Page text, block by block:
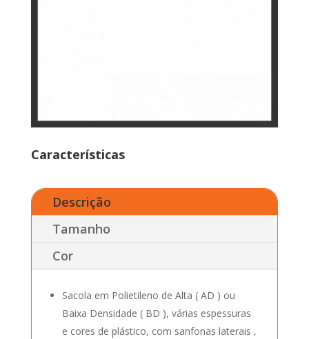
Características
Descrição
Tamanho
Cor
Sacola em Polietileno de Alta ( AD ) ou
Baixa Densidade ( BD ), várias espessuras
e cores de plástico, com sanfonas laterais ,